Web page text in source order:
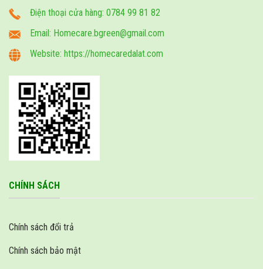
Điện thoại cửa hàng: 0784 99 81 82
Email: Homecare.bgreen@gmail.com
Website: https://homecaredalat.com
CHÍNH SÁCH
Chính sách đổi trả
Chính sách bảo mật